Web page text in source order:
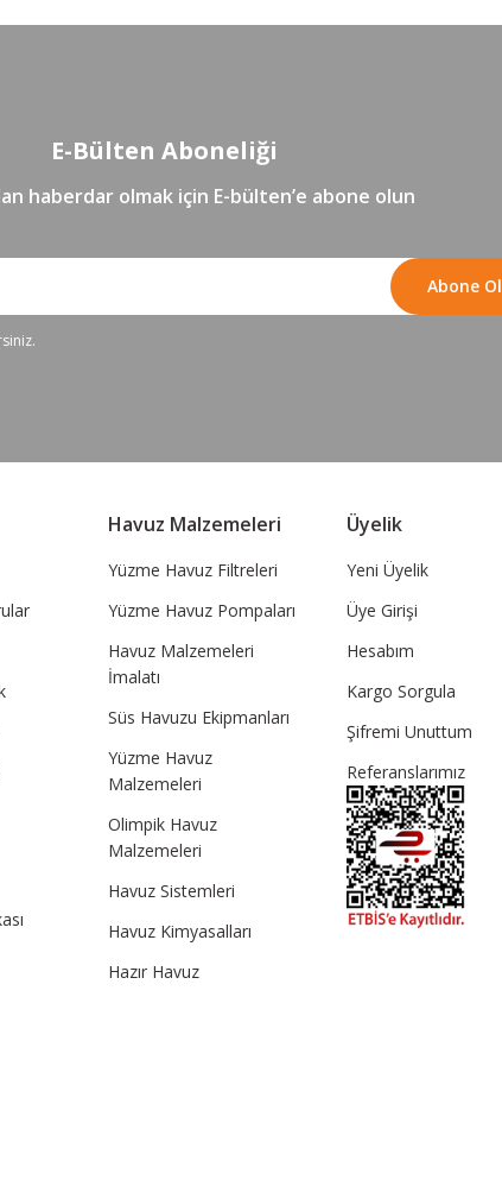
E-Bülten Aboneliği
haberdar olmak için E-bülten’e abone olun
Abone Ol
Havuz Malzemeleri
Yüzme Havuz Filtreleri
Yüzme Havuz Pompaları
Havuz Malzemeleri
İmalatı
Süs Havuzu Ekipmanları
Yüzme Havuz
Malzemeleri
Olimpik Havuz
Malzemeleri
Havuz Sistemleri
Havuz Kimyasalları
Hazır Havuz
Üyelik
Yeni Üyelik
Üye Girişi
Hesabım
Kargo Sorgula
Şifremi Unuttum
Referanslarımız